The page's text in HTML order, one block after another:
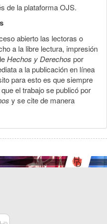
de la plataforma OJS.
abierto las lectoras o
a la libre lectura, impresión
Hechos y Derechos por
a la publicación en línea
para esto es que siempre
el trabajo se publicó por
y se cite de manera